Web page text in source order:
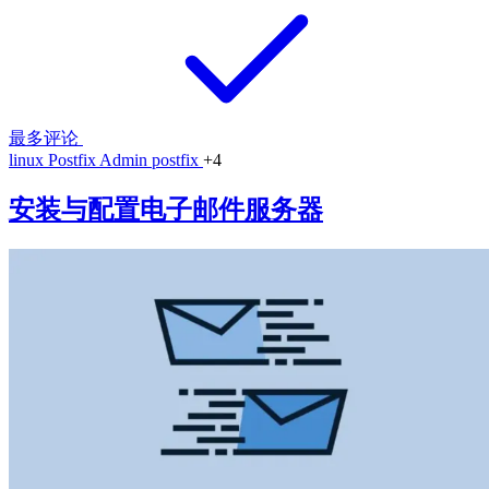
最多评论
linux Postfix Admin postfix +4
安装与配置电子邮件服务器